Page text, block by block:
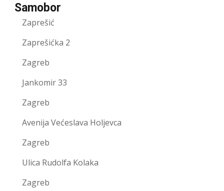
Samobor
Zaprešić
Zaprešićka 2
Zagreb
Jankomir 33
Zagreb
Avenija Većeslava Holjevca
Zagreb
Ulica Rudolfa Kolaka
Zagreb